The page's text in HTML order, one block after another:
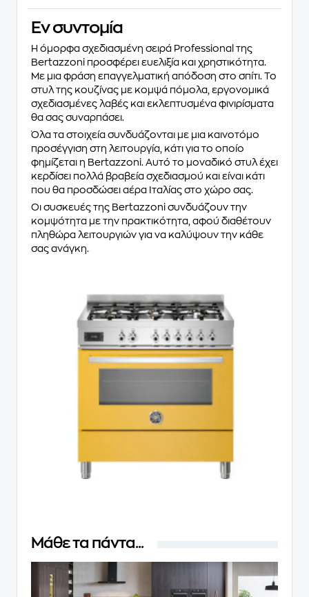
Eν συντομία
Η όμορφα σχεδιασμένη σειρά Professional της
Bertazzoni προσφέρει ευελιξία και χρηστικότητα.
Με μια φράση επαγγελματική απόδοση στο σπίτι. Το
στυλ της κουζίνας με κομψά πόμολα, εργονομικά
σχεδιασμένες λαβές και εκλεπτυσμένα φινιρίσματα
θα σας συναρπάσει.
Όλα τα στοιχεία συνδυάζονται με μια καινοτόμο
προσέγγιση στη λειτουργία, κάτι για το οποίο
φημίζεται η Bertazzoni. Αυτό το μοναδικό στυλ έχει
κερδίσει πολλά βραβεία σχεδιασμού και είναι κάτι
που θα προσδώσει αέρα Ιταλίας στο χώρο σας.
Οι συσκευές της Bertazzoni συνδυάζουν την
κομψότητα με την πρακτικότητα, αφού διαθέτουν
πληθώρα λειτουργιών για να καλύψουν την κάθε
σας ανάγκη.
Μάθε τα πάντα...